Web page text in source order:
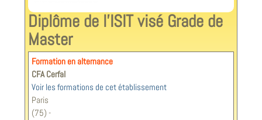
Diplôme de l'ISIT visé Grade de
Master
Formation en alternance
CFA Cerfal
Voir les formations de cet établissement
Paris
(75) -